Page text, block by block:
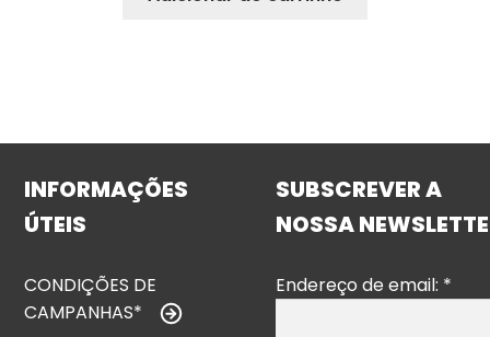
INFORMAÇÕES
ÚTEIS
CONDIÇÕES DE
CAMPANHAS*
SUBSCREVER A
NOSSA
Endereço de email: *